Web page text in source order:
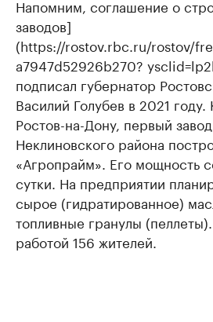
Напомним, соглашение о
заводов]
(https://rostov.rbc.ru/rostov/
a7947d52926b270?
подписал губернатор
Василий Голубев в 2021
Ростов-на-Дону, первый
Неклиновского района
«Агропрайм». Его мощность
сутки. На предприятии
сырое (гидратированное)
топливные гранулы
работой 156 жителей.